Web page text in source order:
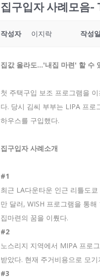
집구입자 사례모음
작성자 이지락 작성일
집값 올라도…'내집 마련' 할 수
첫 주택구입 보조 프로그램을
다. 당시 김씨 부부는 LIPA 프
하우스를 구입했다.
집구입자 사례소개
#1
최근 LA다운타운 인근 리틀도
만 달러, WISH 프로그램을 통
집마련의 꿈을 이뤘다.
#2
노스리지 지역에서 MIPA 프로
받았다. 현재 주거비용으로 모
#3